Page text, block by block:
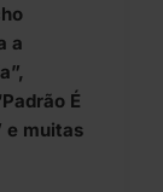
a
É
e muitas